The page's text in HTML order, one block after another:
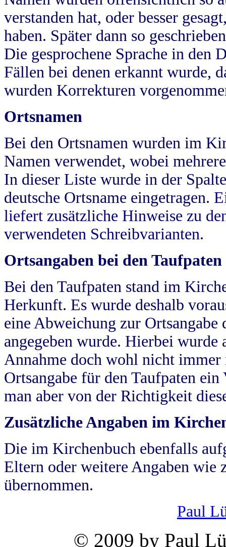
verstanden hat, oder besser
haben. Später dann so
Die gesprochene Sprache in
Fällen bei denen erkannt wurde,
wurden Korrekturen
Ortsnamen
Bei den Ortsnamen wurden im
Namen verwendet, wobei
In dieser Liste wurde in der
deutsche Ortsname eingetragen.
liefert zusätzliche Hinweise zu
verwendeten Schreibvarianten.
Ortsangaben bei den Taufpaten
Bei den Taufpaten stand im
Herkunft. Es wurde deshalb
eine Abweichung zur
angegeben wurde. Hierbei wurde
Annahme doch wohl nicht
Ortsangabe für den Taufpaten
man aber von der Richtigkeit
Zusätzliche Angaben im
Die im Kirchenbuch ebenfalls
Eltern oder weitere Angaben wie
übernommen.
Paul
© 2009 by Paul